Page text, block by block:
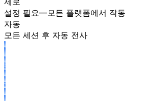
설정 필요—모든 플랫폼에서 작동
자동
모든 세션 후 자동 전사